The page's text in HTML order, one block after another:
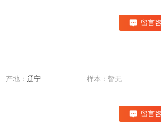
留言
产地： 辽宁 样本：暂无
留言